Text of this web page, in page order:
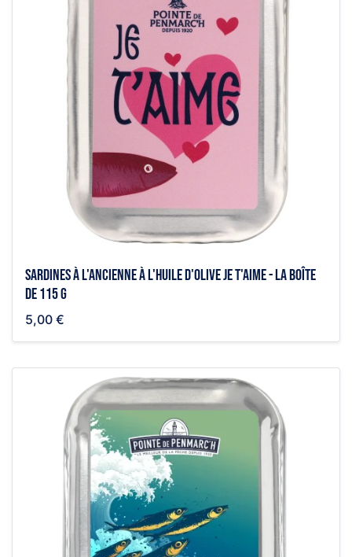
Sardines à l'ancienne à l'huile d'olive je t'aime - la boîte
de 115 g
5,00 €